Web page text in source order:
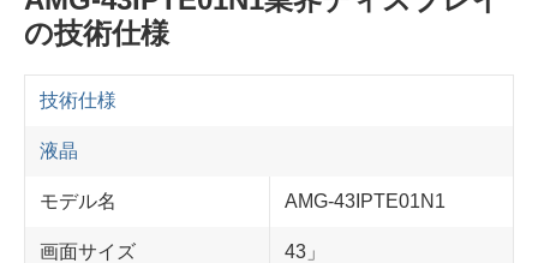
の技術仕様
技術仕様
液晶
モデル名 AMG-43IPTE01N1
画面サイズ 43」